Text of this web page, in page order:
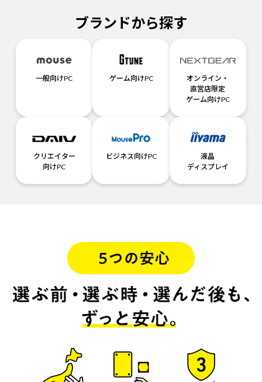
ブランドから探す
一般向けPC ゲーム向けPC
オンライン・
直営店限定
ゲーム向けPC
クリエイター
向けPC
ビジネス向けPC
液晶
ディスプレイ